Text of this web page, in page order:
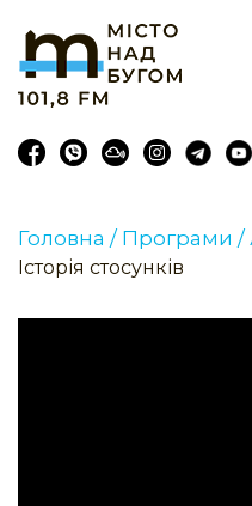
Головна / Програми /
Історія стосунків